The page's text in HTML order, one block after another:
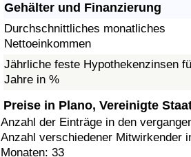
Gehälter und Finanzierung
Durchschnittliches monatliches
Nettoeinkommen
Jährliche feste Hypothekenzinsen
Jahre in %
Preise in Plano, Vereinigte
Anzahl der Einträge in den
Anzahl verschiedener Mitwirkender
Monaten: 33